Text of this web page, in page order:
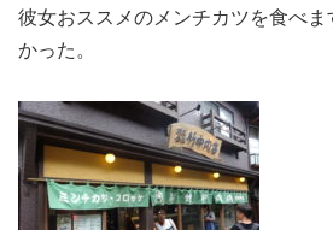
彼女おススメのメンチカツを食べ
かった。